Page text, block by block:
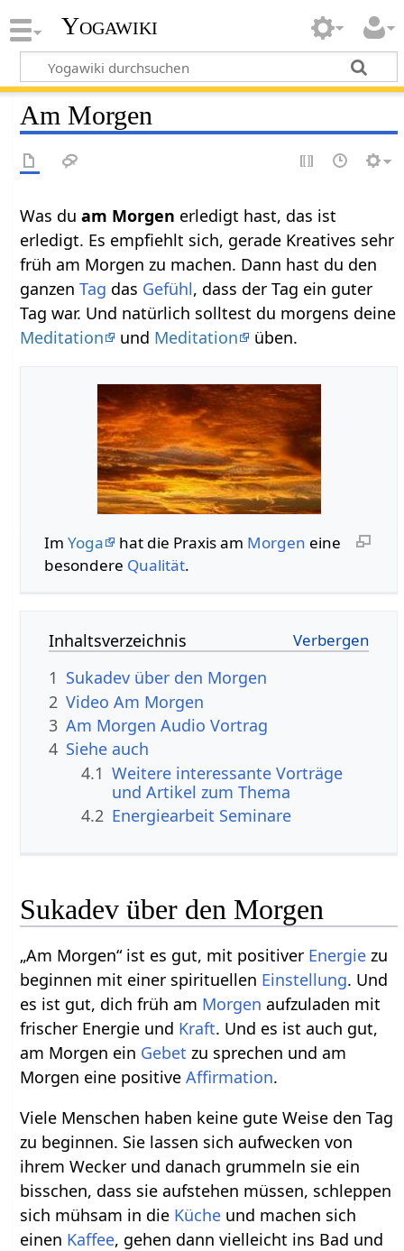
Yogawiki
Am Morgen
Was duam Morgen erledigt hast, das ist
erledigt. Es empfiehlt sich, gerade Kreatives sehr
früh am Morgen zu machen. Dann hast du den
ganzenTag das Gefühl, dass der Tag ein guter
Tag war. Und natürlich solltest du morgens deine
Meditation
und Meditation üben.
Im Yoga hat die Praxis am Morgen eine
besondere Qualität.
Inhaltsverzeichnis
1 Sukadev über den Morgen
2 Video Am Morgen
3 Am Morgen Audio Vortrag
4 Siehe auch
4.1 Weitere interessante Vorträge
und Artikel zum Thema
4.2 Energiearbeit Seminare
Sukadev über den Morgen
„Am Morgen“ ist es gut, mit positiver Energie zu
beginnen mit einer spirituellen Einstellung. Und
es ist gut, dich früh am Morgen aufzuladen mit
frischer Energie und Kraft. Und es ist auch gut,
am Morgen ein Gebet zu sprechen und am
Morgen eine positiveAffirmation.
Viele Menschen haben keine gute Weise den Tag
zu beginnen. Sie lassen sich aufwecken von
ihrem Wecker und danach grummeln sie ein
bisschen, dass sie aufstehen müssen, schleppen
sich mühsam in die Küche und machen sich
einen Kaffee, gehen dann vielleicht ins Bad und